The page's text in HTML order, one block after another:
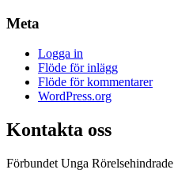
Meta
Logga in
Flöde för inlägg
Flöde för kommentarer
WordPress.org
Kontakta oss
Förbundet Unga Rörelsehindrade